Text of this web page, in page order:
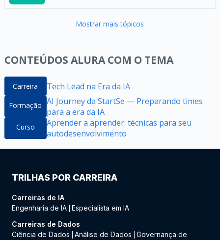
Mostrar mais tópicos
CONTEÚDOS ALURA COM O TEMA
Carreira Tech Lead na Era da IA
Formação AI Journey da StartSe — Preparando times
para a era da IA
Curso
Aprender a aprender: técnicas para seu
autodesenvolvimento
TRILHAS POR CARREIRA
Carreiras de IA
Engenharia de IA Especialista em IA
Carreiras de Dados
Ciência de Dados
Análise de Dados
Governança de